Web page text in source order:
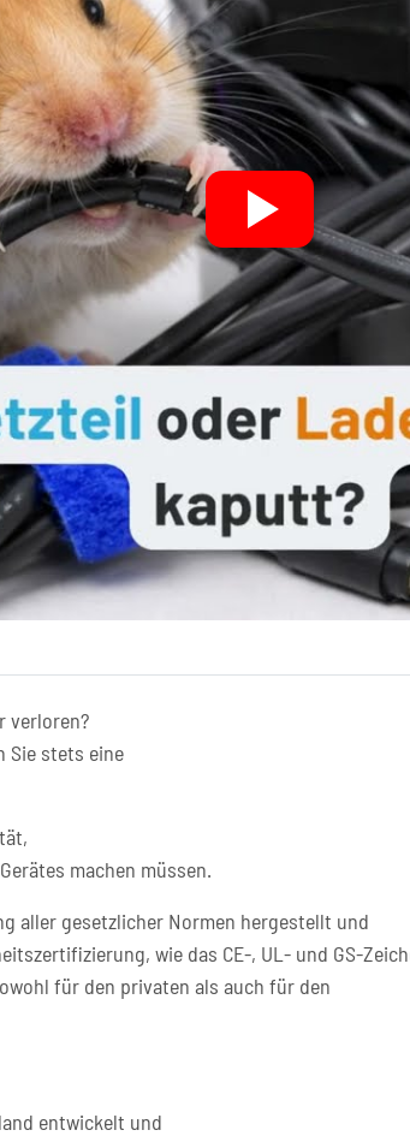
verloren?
Sie stets eine
machen müssen.
aller gesetzlicher Normen hergestellt und
wie das CE-, UL- und GS-
für den privaten als auch für den
entwickelt und